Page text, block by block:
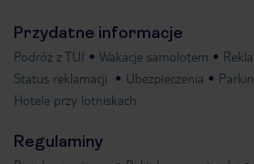
Przydatne informacje
Podróż z TUI Wakacje samolotem
Status reklamacji
Ubezpieczenia
Hotele przy lotniskach
Regulaminy